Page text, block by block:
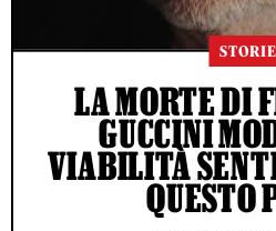
STORIE
LA MORTE DI
GUCCINI
VIABILITÀ
QUESTO